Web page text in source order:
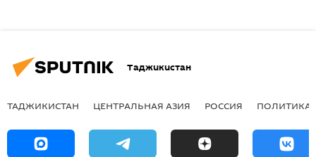
Таджикистан
ТАДЖИКИСТАН ЦЕНТРАЛЬНАЯ АЗИЯ РОССИЯ ПОЛИТИКА